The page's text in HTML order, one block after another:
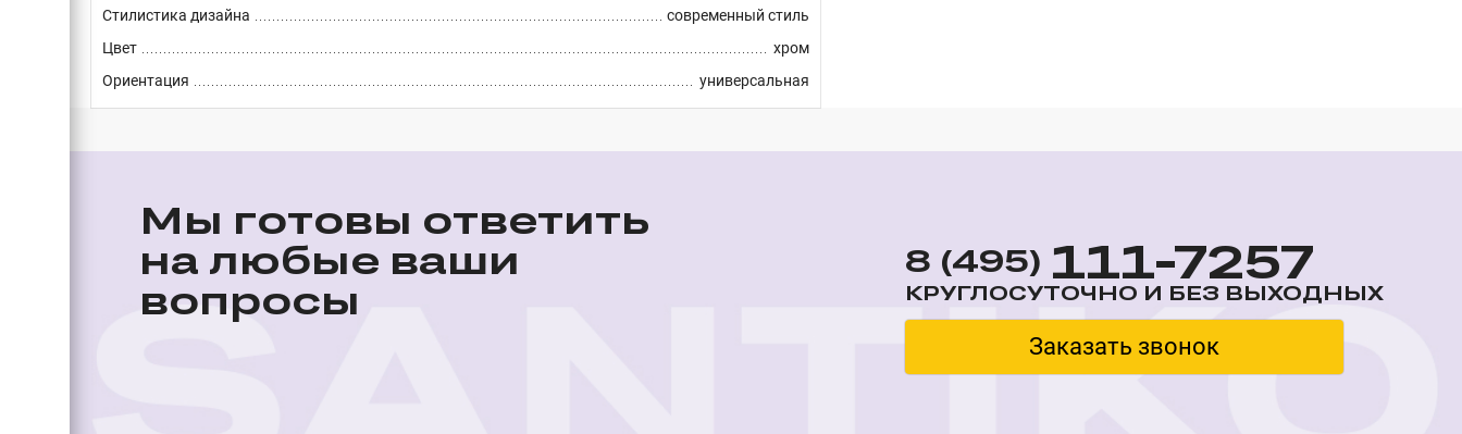
Стилистика дизайна
современный стиль
Цвет
хром
Ориентация
универсальная
Мы готовы ответить
на любые ваши
вопросы
8 (495) 111-7257
КРУГЛОСУТОЧНО И БЕЗ ВЫХОДНЫХ
Заказать звонок